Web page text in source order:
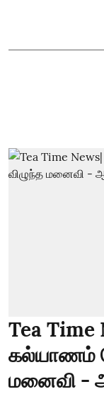
Tea
கல்யாணம்
மனைவி -